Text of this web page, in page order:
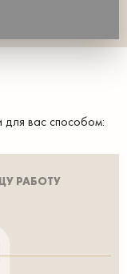
вас способом:
РАБОТУ